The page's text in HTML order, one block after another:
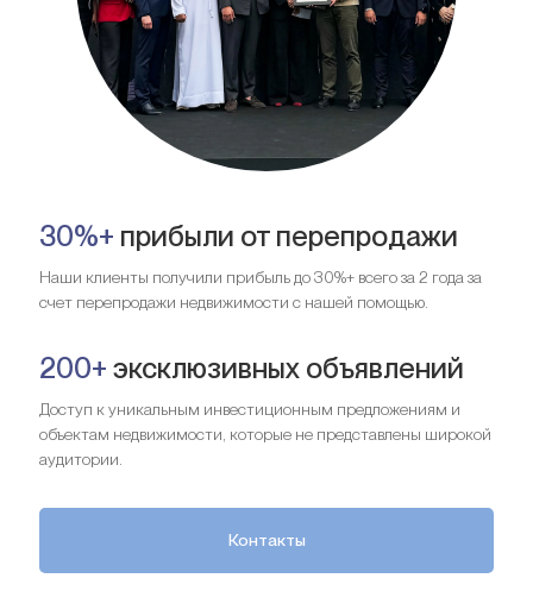
30%+ прибыли от перепродажи
Наши клиенты получили прибыль до 30%+ всего за 2 года за
счет перепродажи недвижимости с нашей помощью.
200+ эксклюзивных объявлений
Доступ к уникальным инвестиционным предложениям и
объектам недвижимости, которые не представлены широкой
аудитории.
Контакты